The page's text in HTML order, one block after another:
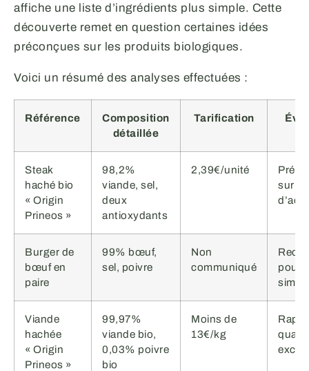
affiche une liste d’ingrédients plus simple. Cette
découverte remet en question certaines idées
préconçues sur les produits biologiques.
Voici un résumé des analyses effectuées :
Référence
Composition
détaillée
Tarification
Steak
haché bio
« Origin
Prineos »
98,2%
viande, sel,
deux
antioxydants
2,39€/unité
Burger de
bœuf en
paire
99% bœuf,
sel, poivre
Non
communiqué
pour
Viande
hachée
« Origin
Prineos »
99,97%
viande bio,
0,03% poivre
bio
Moins de
13€/kg